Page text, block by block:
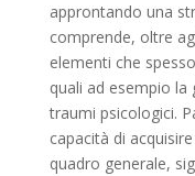
approntando una
comprende, oltre
elementi che
quali ad esempio la
traumi psicologici.
capacità di
quadro generale,